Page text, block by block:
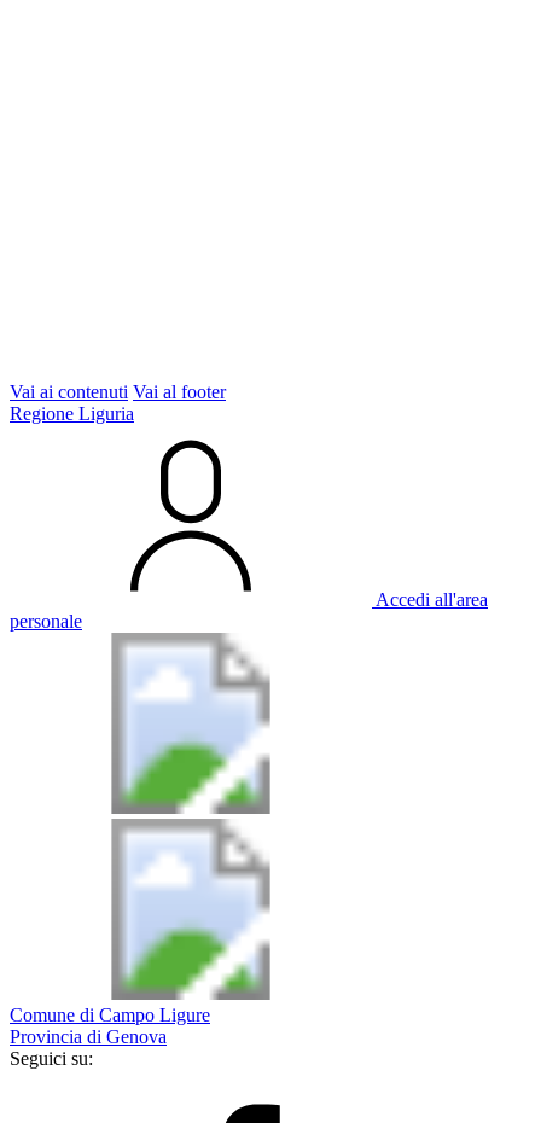
Vai ai contenuti Vai al footer
Regione Liguria
Accedi all'area
personale
Comune di Campo Ligure
Provincia di Genova
Seguici su: